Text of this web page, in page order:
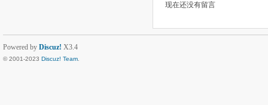
现在还没有留言
Powered by Discuz! X3.4
© 2001-2023 Discuz! Team